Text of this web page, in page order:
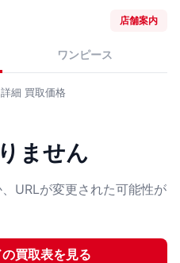
店舗案内
ワンピース
細 買取価格
ません
URLが変更された可能性が
の買取表を見る